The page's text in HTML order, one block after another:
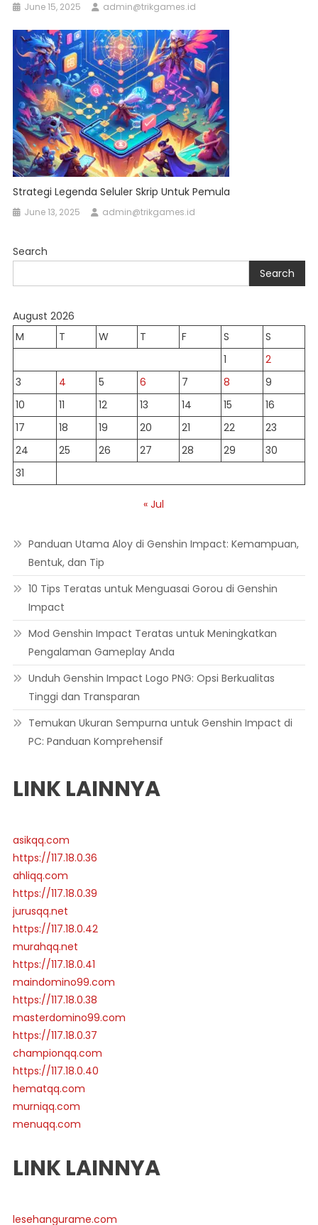
June 15, 2025 admin@trikgames.id
Strategi Legenda Seluler Skrip Untuk Pemula
June 13, 2025 admin@trikgames.id
Search
Search
August 2026
M
T W T F S
S
1
2
3
4 5 6 7 8
9
10
11 12 13 14 15
16
17
18 19 20 21 22
23
24
25 26 27 28 29
30
31
« Jul
Panduan Utama Aloy di Genshin Impact: Kemampuan,
Bentuk, dan Tip
10 Tips Teratas untuk Menguasai Gorou di Genshin
Impact
Mod Genshin Impact Teratas untuk Meningkatkan
Pengalaman Gameplay Anda
Unduh Genshin Impact Logo PNG: Opsi Berkualitas
Tinggi dan Transparan
Temukan Ukuran Sempurna untuk Genshin Impact di
PC: Panduan Komprehensif
LINK LAINNYA
asikqq.com
https://117.18.0.36
ahliqq.com
https://117.18.0.39
jurusqq.net
https://117.18.0.42
murahqq.net
https://117.18.0.41
maindomino99.com
https://117.18.0.38
masterdomino99.com
https://117.18.0.37
championqq.com
https://117.18.0.40
hematqq.com
murniqq.com
menuqq.com
LINK LAINNYA
lesehangurame.com